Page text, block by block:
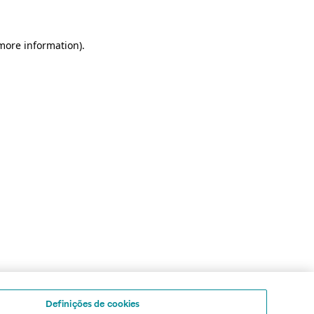
information).
Definições de cookies